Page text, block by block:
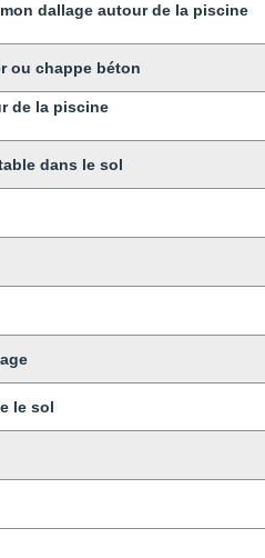
dallage autour de la piscine
ou chappe béton
de la piscine
dans le sol
le sol